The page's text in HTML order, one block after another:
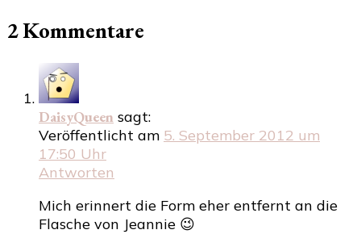
2 Kommentare
DaisyQueen sagt:
Veröffentlicht am 5. September 2012 um
17:50 Uhr
Antworten
Mich erinnert die Form eher entfernt an die
Flasche von Jeannie 😉